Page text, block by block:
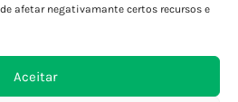
afetar negativamante certos recursos e
Aceitar
Internacionais
e Trocas